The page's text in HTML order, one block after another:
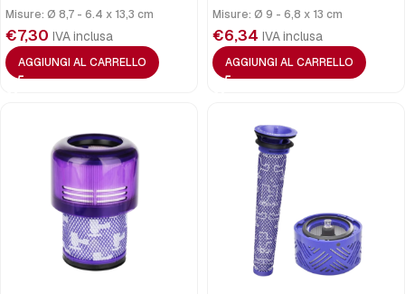
Misure: Ø 8,7 - 6.4 x 13,3 cm
€7,30 IVA inclusa
AGGIUNGI AL CARRELLO
Misure: Ø 9 - 6,8 x 13 cm
€6,34 IVA inclusa
AGGIUNGI AL CARRELLO